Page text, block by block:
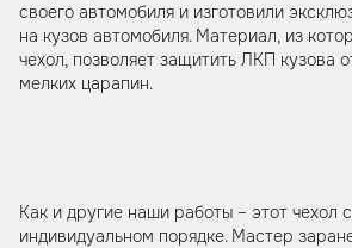
своего автомобиля и изготовили
на кузов автомобиля. Материал, из
чехол, позволяет защитить ЛКП кузова
мелких царапин.
Как и другие наши работы – этот чехол
индивидуальном порядке. Мастер